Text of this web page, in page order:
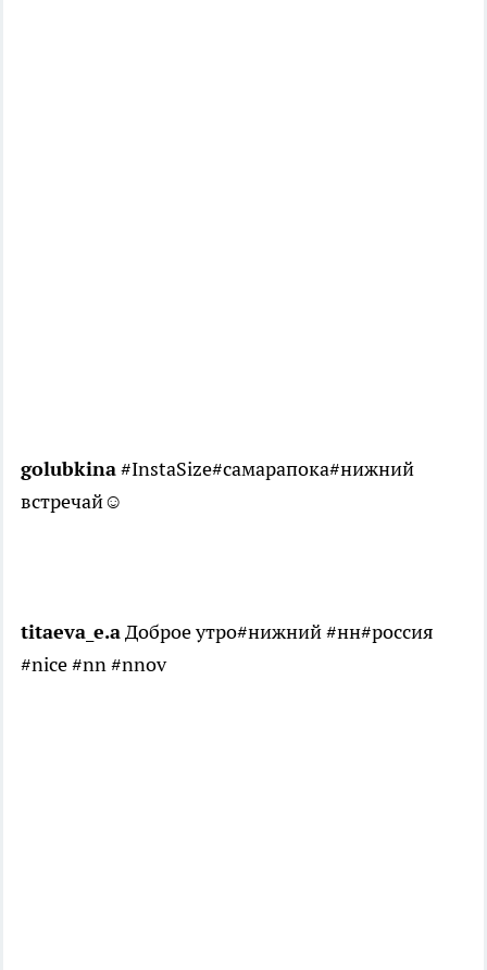
golubkina#InstaSize#самарапока#нижний
встречай☺️
titaeva_e.aДоброе утро#нижний #нн#россия
#nice #nn #nnov